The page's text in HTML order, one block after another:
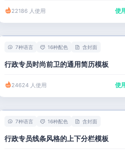
22186 人使用 使
7种语言 16种配色 含封面
行政专员时尚前卫的通用简历模板
24624 人使用 使
7种语言 16种配色 含封面
行政专员线条风格的上下分栏模板